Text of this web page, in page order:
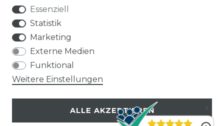
Split Sets
Klimaanlagen
Essenziell
Statistik
Marketing
Externe Medien
Funktional
Weitere Einstellungen
ALLE AKZEPTIEREN